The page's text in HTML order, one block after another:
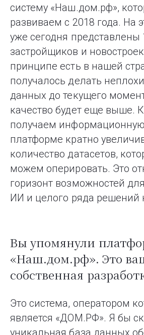
систему «Наш.дом.рф»,
развиваем с 2018 года. На
уже сегодня представлены
застройщиков и
принципе есть в нашей
получалось делать
данных до текущего
качество будет еще выше.
получаем
платформе кратно
количество датасетов,
можем оперировать. Это
горизонт возможностей
ИИ и целого ряда решений
Вы упомянули
«Наш.дом.рф». Это
собственная
Это система, оператором
является «ДОМ.РФ». Я бы